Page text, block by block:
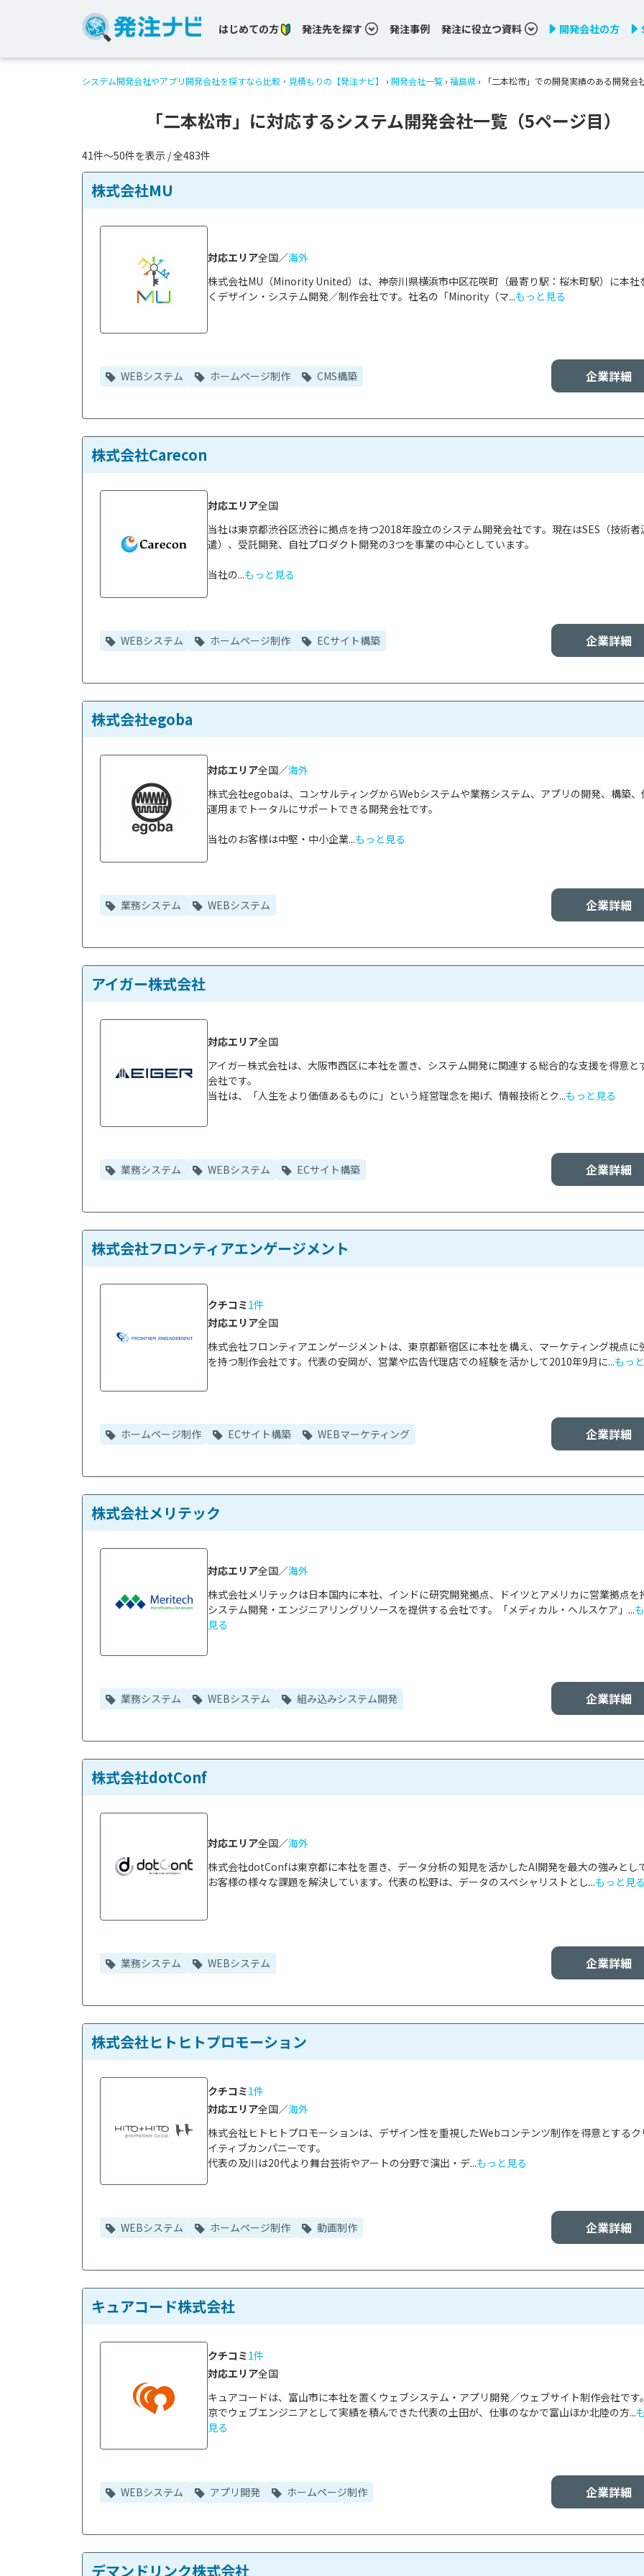
はじめての方 発注先を探す 発注事例 発注に役立つ資料 開発会社の方
システム開発会社やアプリ開発会社を探すなら比較・見積もりの【発注ナビ】 › 開発会社一覧 › 福島県 › 「二本松市」での開発実績のある開発会
「二本松市」に対応するシステム開発会社一覧（5ページ目）
41件〜50件を表示 / 全483件
株式会社MU
株式会社MU（Minority United）は、神奈川県横浜市中区花咲町（最寄り駅：桜木町駅）に本社
くデザイン・システム開発／制作会社です。社名の「Minority（マ...もっと見る
対応エリア全国／海外
企業詳細
WEBシステム ホームページ制作 CMS構築
株式会社Carecon
当社は東京都渋谷区渋谷に拠点を持つ2018年設立のシステム開発会社です。現在はSES（技術者
遣）、受託開発、自社プロダクト開発の3つを事業の中心としています。
当社の...もっと見る
対応エリア全国
企業詳細
WEBシステム ホームページ制作 ECサイト構築
株式会社egoba
株式会社egobaは、コンサルティングからWebシステムや業務システム、アプリの開発、構築、
運用までトータルにサポートできる開発会社です。
当社のお客様は中堅・中小企業...もっと見る
対応エリア全国／海外
企業詳細
業務システム WEBシステム
アイガー株式会社
アイガー株式会社は、大阪市西区に本社を置き、システム開発に関連する総合的な支援を得意と
会社です。
当社は、「人生をより価値あるものに」という経営理念を掲げ、情報技術とク...もっと見る
対応エリア全国
企業詳細
業務システム WEBシステム ECサイト構築
株式会社フロンティアエンゲージメント
株式会社フロンティアエンゲージメントは、東京都新宿区に本社を構え、マーケティング視点に
を持つ制作会社です。代表の安岡が、営業や広告代理店での経験を活かして2010年9月に...もっ
クチコミ1件
対応エリア全国
企業詳細
ホームページ制作 ECサイト構築 WEBマーケティング
株式会社メリテック
株式会社メリテックは日本国内に本社、インドに研究開発拠点、ドイツとアメリカに営業拠点を
システム開発・エンジニアリングリソースを提供する会社です。「メディカル・ヘルスケア」...
見る
対応エリア全国／海外
企業詳細
業務システム WEBシステム 組み込みシステム開発
株式会社dotConf
株式会社dotConfは東京都に本社を置き、データ分析の知見を活かしたAI開発を最大の強みとし
お客様の様々な課題を解決しています。代表の松野は、データのスペシャリストとし...もっと見
対応エリア全国／海外
企業詳細
業務システム WEBシステム
株式会社ヒトヒトプロモーション
株式会社ヒトヒトプロモーションは、デザイン性を重視したWebコンテンツ制作を得意とするク
イティブカンパニーです。
代表の及川は20代より舞台芸術やアートの分野で演出・デ...もっと見る
クチコミ1件
対応エリア全国／海外
企業詳細
WEBシステム ホームページ制作 動画制作
キュアコード株式会社
キュアコードは、富山市に本社を置くウェブシステム・アプリ開発／ウェブサイト制作会社です
京でウェブエンジニアとして実績を積んできた代表の土田が、仕事のなかで富山ほか北陸の方...
見る
クチコミ1件
対応エリア全国
企業詳細
WEBシステム アプリ開発 ホームページ制作
デマンドリンク株式会社